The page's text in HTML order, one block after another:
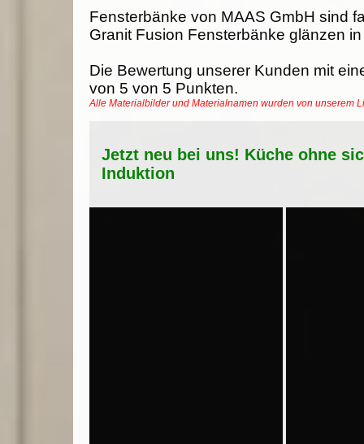
Fensterbänke von MAAS GmbH sind
Granit Fusion Fensterbänke glänzen
Die Bewertung unserer Kunden mit
von 5 von 5 Punkten.
Alle Materialbilder und Materialnamen wurden von unserem
Jetzt neu bei uns! Küche ohne
Induktion